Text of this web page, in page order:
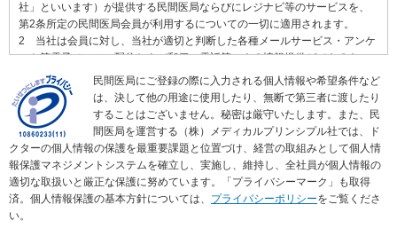
社」といいます）が提供する民間医局ならびにレジナビ等のサービスを、
第2条所定の民間医局会員が利用するについての一切に適用されます。
2 当社は会員に対し、当社が適切と判断した各種メールサービス・アンケ
ート等電子メールの配信および郵便、電話等による情報提供ができるもの
とします。配信されるメールの種類は、会員本人がいつでも変更・停止で
きるものとします。
第2条 民間医局会員
1 民間医局会員（以下、「会員」といいます）とは、医学生及び医師免許
を有する者を対象とし、当社に個人情報およびその他の情報を登録し、当
社がこれを承認した者をいいます。当該会員登録および承認後、会員は当
社のサービスを利用できるものとします。
民間医局にご登録の際に入力される個人情報や希望条件など
は、決して他の用途に使用したり、無断で第三者に渡したり
することはございません。秘密は厳守いたします。また、民
間医局を運営する（株）メディカルプリンシプル社では、ド
クターの個人情報の保護を最重要課題と位置づけ、経営の取組みとして個人情
報保護マネジメントシステムを確立し、実施し、維持し、全社員が個人情報の
適切な取扱いと厳正な保護に努めています。「プライバシーマーク」も取得
済。個人情報保護の基本方針については、 プライバシーポリシーをご覧くださ
い。